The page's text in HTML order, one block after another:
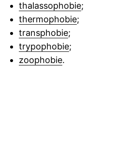
thalassophobie;
thermophobie;
transphobie;
trypophobie;
zoophobie.